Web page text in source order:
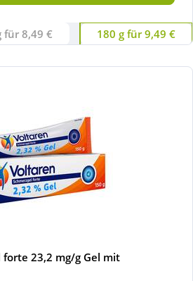
für 8,49 € 180 g für 9,49 €
forte 23,2 mg/g Gel mit